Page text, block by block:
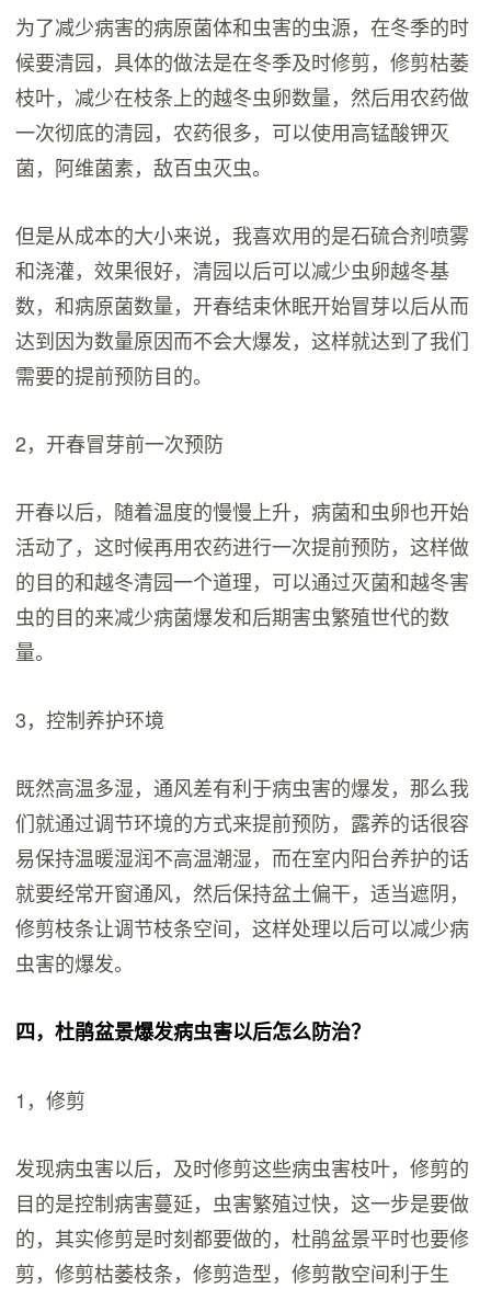
为了减少病害的病原菌体和虫害的虫源，在冬季的时
候要清园，具体的做法是在冬季及时修剪，修剪枯萎
枝叶，减少在枝条上的越冬虫卵数量，然后用农药做
一次彻底的清园，农药很多，可以使用高锰酸钾灭
菌，阿维菌素，敌百虫灭虫。
但是从成本的大小来说，我喜欢用的是石硫合剂喷雾
和浇灌，效果很好，清园以后可以减少虫卵越冬基
数，和病原菌数量，开春结束休眠开始冒芽以后从而
达到因为数量原因而不会大爆发，这样就达到了我们
需要的提前预防目的。
2，开春冒芽前一次预防
开春以后，随着温度的慢慢上升，病菌和虫卵也开始
活动了，这时候再用农药进行一次提前预防，这样做
的目的和越冬清园一个道理，可以通过灭菌和越冬害
虫的目的来减少病菌爆发和后期害虫繁殖世代的数
量。
3，控制养护环境
既然高温多湿，通风差有利于病虫害的爆发，那么我
们就通过调节环境的方式来提前预防，露养的话很容
易保持温暖湿润不高温潮湿，而在室内阳台养护的话
就要经常开窗通风，然后保持盆土偏干，适当遮阴，
修剪枝条让调节枝条空间，这样处理以后可以减少病
虫害的爆发。
四，杜鹃盆景爆发病虫害以后怎么防治？
1，修剪
发现病虫害以后，及时修剪这些病虫害枝叶，修剪的
目的是控制病害蔓延，虫害繁殖过快，这一步是要做
的，其实修剪是时刻都要做的，杜鹃盆景平时也要修
剪，修剪枯萎枝条，修剪造型，修剪散空间利于生